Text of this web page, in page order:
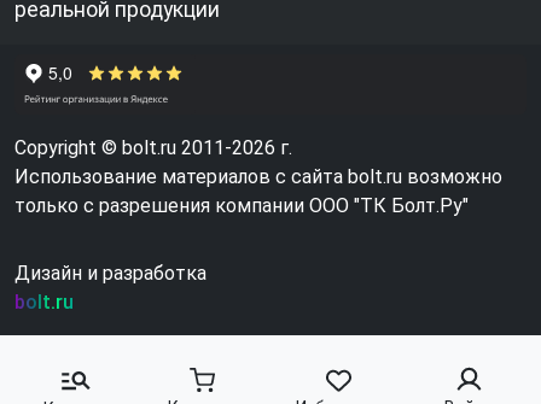
реальной продукции
Copyright © bolt.ru 2011-2026 г.
Использование материалов с сайта bolt.ru возможно
только с разрешения компании ООО "ТК Болт.Ру"
Дизайн и разработка
bolt.ru